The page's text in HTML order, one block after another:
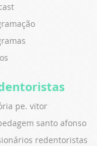
pe. vitor
santo afonso
redentoristas